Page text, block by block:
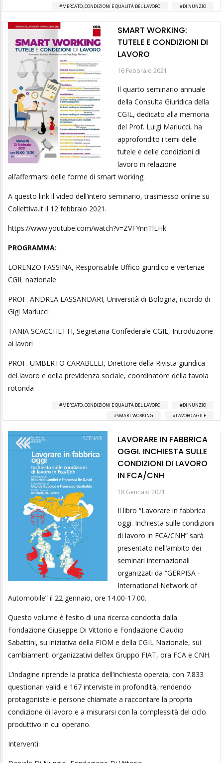
MERCATO, CONDIZIONI E QUALITÀ DEL LAVORO DI NUNZIO
SMART WORKING:
TUTELE E CONDIZIONI DI
LAVORO
16 Febbraio 2021
Il quarto seminario annuale
della Consulta Giuridica della
CGIL, dedicato alla memoria
del Prof. Luigi Mariucci, ha
approfondito i temi delle
tutele e delle condizioni di
lavoro in relazione
all’affermarsi delle forme di smart working.
A questo link il video dell’intero seminario, trasmesso online su
Collettiva.it il 12 febbraio 2021.
https://www.youtube.com/watch?v=ZVFYnnTlLHk
PROGRAMMA:
LORENZO FASSINA, Responsabile Uffico giuridico e vertenze
CGIL nazionale
PROF. ANDREA LASSANDARI, Università di Bologna, ricordo di
Gigi Mariucci
TANIA SCACCHETTI, Segretaria Confederale CGIL, Introduzione
ai lavori
PROF. UMBERTO CARABELLI, Direttore della Rivista giuridica
del lavoro e della previdenza sociale, coordinatore della tavola
rotonda
MERCATO, CONDIZIONI E QUALITÀ DEL LAVORO
DI NUNZIO
SMART WORKING
LAVORO AGILE
LAVORARE IN FABBRICA
OGGI. INCHIESTA SULLE
CONDIZIONI DI LAVORO
IN FCA/CNH
18 Gennaio 2021
Il libro “Lavorare in fabbrica
oggi. Inchiesta sulle condizioni
di lavoro in FCA/CNH” sarà
presentato nell’ambito dei
seminari internazionali
organizzati da “GERPISA -
International Network of
Automobile” il 22 gennaio, ore 14.00-17.00.
Questo volume è l’esito di una ricerca condotta dalla
Fondazione Giuseppe Di Vittorio e Fondazione Claudio
Sabattini, su iniziativa della FIOM e della CGIL Nazionale, sui
cambiamenti organizzativi dell’ex Gruppo FIAT, ora FCA e CNH.
L’indagine riprende la pratica dell’inchiesta operaia, con 7.833
questionari validi e 167 interviste in profondità, rendendo
protagoniste le persone chiamate a raccontare la propria
condizione di lavoro e a misurarsi con la complessità del ciclo
produttivo in cui operano.
Interventi: